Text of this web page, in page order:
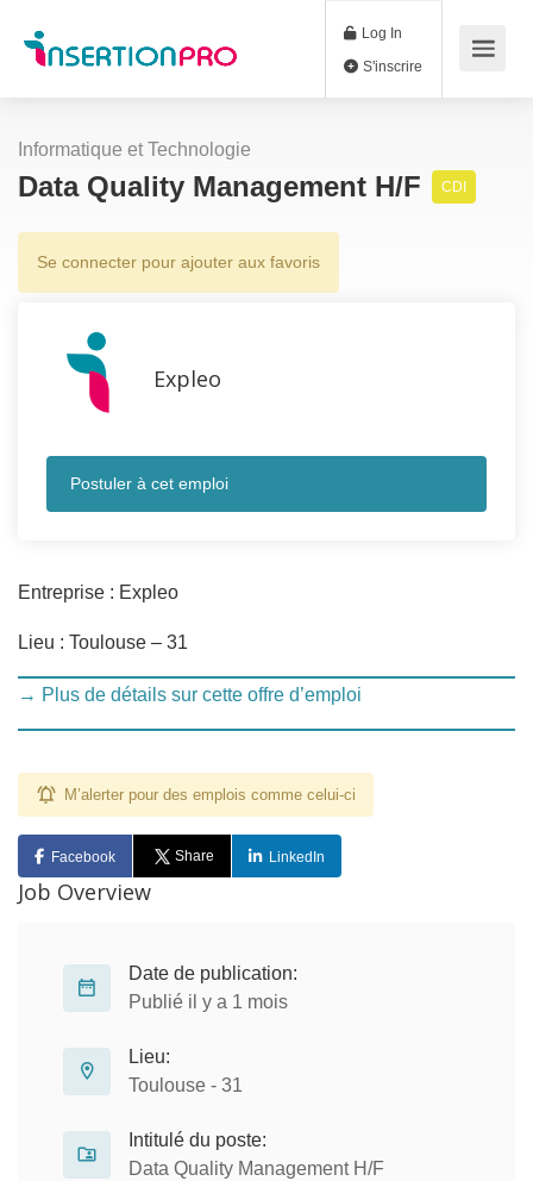
Log In
Informatique et Technologie
Data Quality Management H/F CDI
Se connecter pour ajouter aux favoris
Expleo
Postuler à cet emploi
Entreprise : Expleo
Lieu : Toulouse – 31
→ Plus de détails sur cette offre d’emploi
M’alerter pour des emplois comme celui-ci
Facebook Share LinkedIn
Job Overview
Date de publication:
Publié il y a 1 mois
Lieu:
Toulouse - 31
Intitulé du poste:
Data Quality Management H/F